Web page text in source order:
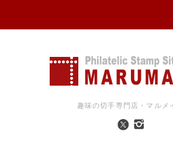
趣味の切手専門店・マルメ